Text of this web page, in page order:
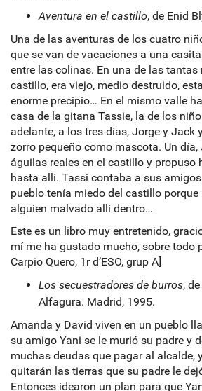
Aventura en el castillo, de Enid
Una de las aventuras de los cuatro
que se van de vacaciones a una
entre las colinas. En una de las
castillo, era viejo, medio destruido,
enorme precipio… En el mismo valle
casa de la gitana Tassie, la de los
adelante, a los tres días, Jorge y Jack
zorro pequeño como mascota. Un
águilas reales en el castillo y propuso
hasta allí. Tassi contaba a sus
pueblo tenía miedo del castillo porque
alguien malvado allí dentro…
Este es un libro muy entretenido,
mí me ha gustado mucho, sobre todo
Carpio Quero, 1r d’ESO, grup A]
Los secuestradores de burros,
Alfagura. Madrid, 1995.
Amanda y David viven en un pueblo
su amigo Yani se le murió su padre y
muchas deudas que pagar al alcalde,
quitarán las tierras que su padre le
Entonces idearon un plan para que